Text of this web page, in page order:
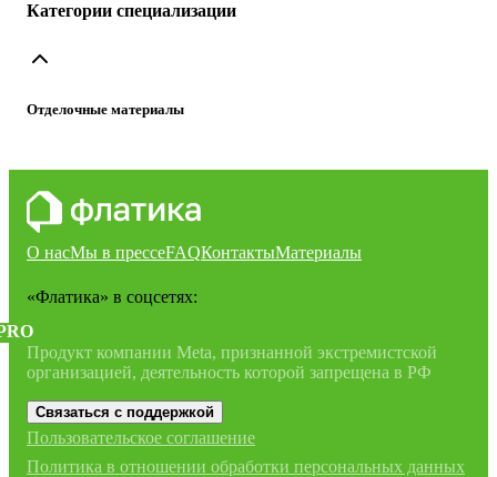
Категории специализации
Отделочные материалы
О насМы в прессеFAQКонтактыМатериалы
«Флатика» в соцсетях:
Продукт компании Meta, признанной экстремистской
организацией, деятельность которой запрещена в РФ
Связаться с поддержкой
Пользовательское соглашение
Политика в отношении обработки персональных данных